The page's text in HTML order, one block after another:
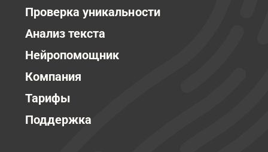
Проверка уникальности
Анализ текста
Нейропомощник
Компания
Тарифы
Поддержка